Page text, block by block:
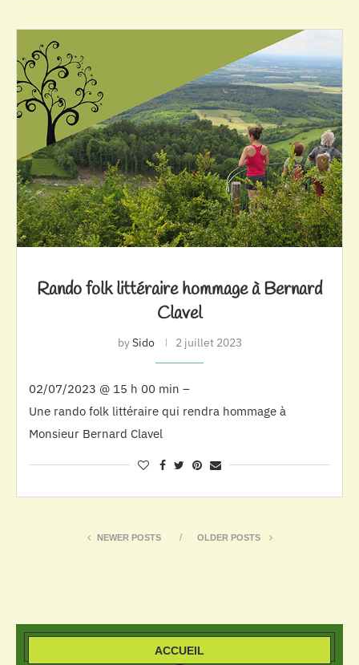
Rando folk littéraire hommage à Bernard
Clavel
bySido 2 juillet 2023
02/07/2023 @ 15 h 00 min –
Une rando folk littéraire qui rendra hommage à
Monsieur Bernard Clavel
NEWER POSTS OLDER POSTS
ACCUEIL